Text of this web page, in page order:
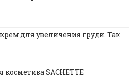
для увеличения груди. Так
косметика SACHETTE